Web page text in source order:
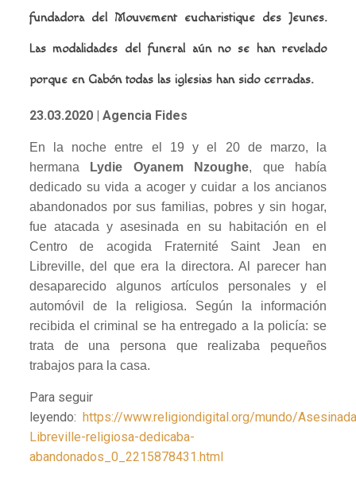
fundadora del Mouvement eucharistique des Jeunes.
Las modalidades del funeral aún no se han revelado
porque en Gabón todas las iglesias han sido cerradas.
23.03.2020| Agencia Fides
En la noche entre el 19 y el 20 de marzo, la
hermana Lydie Oyanem Nzoughe, que había
dedicado su vida a acoger y cuidar a los ancianos
abandonados por sus familias, pobres y sin hogar,
fue atacada y asesinada en su habitación en el
Centro de acogida Fraternité Saint Jean en
Libreville, del que era la directora. Al parecer han
desaparecido algunos artículos personales y el
automóvil de la religiosa. Según la información
recibida el criminal se ha entregado a la policía: se
trata de una persona que realizaba pequeños
trabajos para la casa.
Para seguir
leyendo: https://www.religiondigital.org/mundo/
Libreville-religiosa-dedicaba-
abandonados_0_2215878431.html